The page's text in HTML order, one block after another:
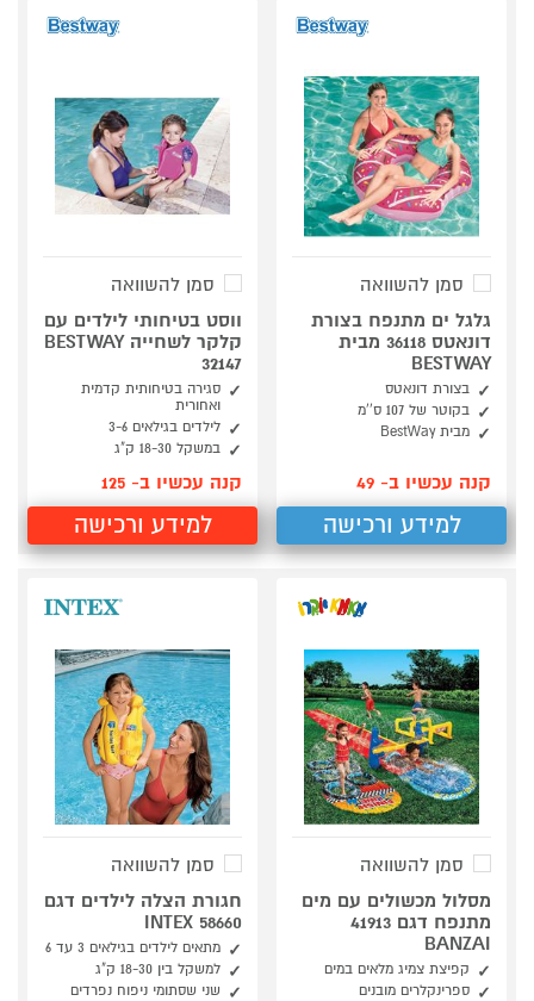
סמן להשוואה
גלגל ים מתנפח בצורת
דונאטס 36118 מבית
BESTWAY
בצורת דונאטס
בקוטר של 107 ס''מ
מבית BestWay
קנה עכשיו ב- 49
למידע ורכישה
סמן להשוואה
ווסט בטיחותי לילדים עם
קלקר לשחייה BESTWAY
32147
סגירה בטיחותית קדמית
ואחורית
לילדים בגילאים 3-6
במשקל 18-30 ק"ג
קנה עכשיו ב- 125
למידע ורכישה
סמן להשוואה
מסלול מכשולים עם מים
מתנפח דגם 41913
BANZAI
קפיצת צמיג מלאים במים
ספרינקלרים מובנים
סמן להשוואה
חגורת הצלה לילדים דגם
58660 INTEX
מתאים לילדים בגילאים 3 עד 6
למשקל בין 18-30 ק"ג
שני שסתומי ניפוח נפרדים